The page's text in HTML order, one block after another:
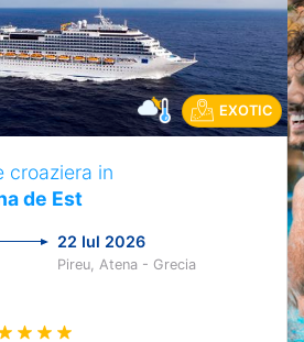
EXOTIC
croaziera in
de Est
22 Iul 2026
Pireu, Atena - Grecia